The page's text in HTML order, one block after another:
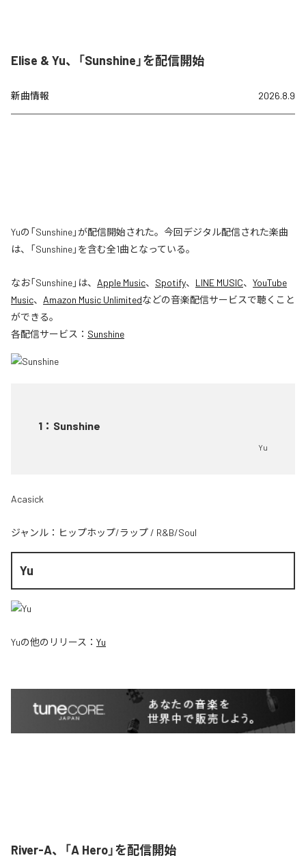
Elise & Yu、「Sunshine」を配信開始
新曲情報 2026.8.9
Yuの「Sunshine」が配信開始された。今回デジタル配信された楽曲
は、「Sunshine」を含む全1曲となっている。
なお「Sunshine」は、 Apple Music、 Spotify、 LINE MUSIC、 YouTube
Music、 Amazon Music Unlimitedなどの音楽配信サービスで聴くこと
ができる。
各配信サービス： Sunshine
1 ： Sunshine
Yu
Acasick
ジャンル： ヒップホップ/ラップ / R&B/Soul
Yu
Yuの他のリリース： Yu
River-A、「A Hero」を配信開始